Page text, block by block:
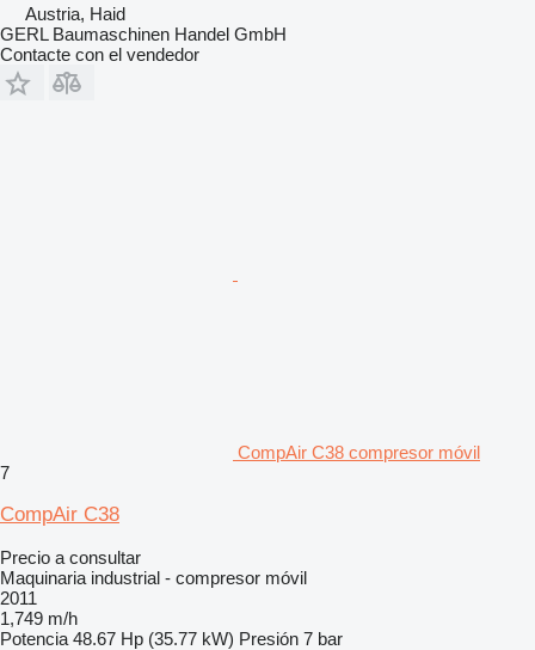
Austria, Haid
GERL Baumaschinen Handel GmbH
Contacte con el vendedor
CompAir C38 compresor móvil
7
CompAir C38
Precio a consultar
Maquinaria industrial - compresor móvil
2011
1,749 m/h
Potencia 48.67 Hp (35.77 kW) Presión 7 bar